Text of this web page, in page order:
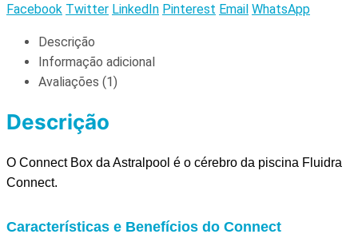
Facebook Twitter LinkedIn Pinterest Email WhatsApp
Descrição
Informação adicional
Avaliações (1)
Descrição
O Connect Box da Astralpool é o cérebro da piscina Fluidra
Connect.
Características e Benefícios do Connect